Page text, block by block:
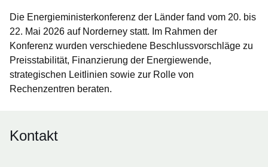
Die Energieministerkonferenz der Länder fand vom 20. bis
22. Mai 2026 auf Norderney statt. Im Rahmen der
Konferenz wurden verschiedene Beschlussvorschläge zu
Preisstabilität, Finanzierung der Energiewende,
strategischen Leitlinien sowie zur Rolle von
Rechenzentren beraten.
Kontakt